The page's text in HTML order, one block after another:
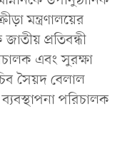
মন্ত্রণালয়ের
প্রতিবন্ধী
এবং সুরক্ষা
সৈয়দ বেলাল
পরিচালক